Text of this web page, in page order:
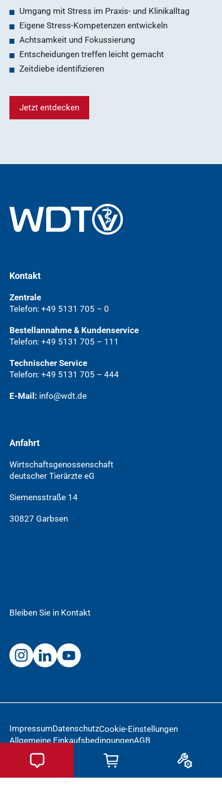
Umgang mit Stress im Praxis- und Klinikalltag
Eigene Stress-Kompetenzen entwickeln
Achtsamkeit und Fokussierung
Entscheidungen treffen leicht gemacht
Zeitdiebe identifizieren
Jetzt entdecken
Kontakt
Zentrale
Telefon: +49 5131 705 – 0
Bestellannahme & Kundenservice
Telefon: +49 5131 705 – 111
Technischer Service
Telefon: +49 5131 705 – 444
E-Mail: info@wdt.de
Anfahrt
Wirtschaftsgenossenschaft
deutscher Tierärzte eG
Siemensstraße 14
30827 Garbsen
Bleiben Sie in Kontakt
ImpressumDatenschutzCookie-Einstellungen
Allgemeine EinkaufsbedingungenAGB
Meldung einer Nebenwirkung